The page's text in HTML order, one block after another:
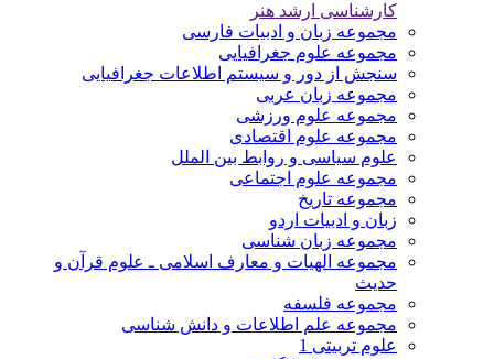
کارشناسی ارشد هنر
مجموعه زبان و ادبیات فارسی
مجموعه علوم جغرافیایی
سنجش از دور و سیستم اطلاعات جغرافیایی
مجموعه زبان عربی
مجموعه علوم ورزشی
مجموعه علوم اقتصادی
علوم سیاسی و روابط بین الملل
مجموعه علوم اجتماعی
مجموعه تاریخ
زبان و ادبیات اردو
مجموعه زبان شناسی
مجموعه الهیات و معارف اسلامی ـ علوم قرآن و
حدیث
مجموعه فلسفه
مجموعه علم اطلاعات و دانش شناسی
علوم تربیتی 1